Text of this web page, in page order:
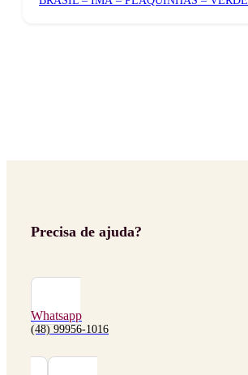
Precisa de ajuda?
Whatsapp
(48) 99956-1016